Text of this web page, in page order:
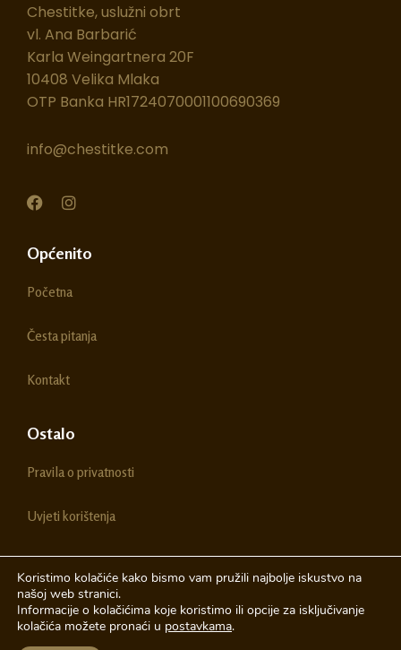
Chestitke, uslužni obrt
vl. Ana Barbarić
Karla Weingartnera 20F
10408 Velika Mlaka
OTP Banka HR1724070001100690369
info@chestitke.com
F
e
b
o
I
t
r
m
Općenito
Početna
Česta pitanja
Kontakt
Ostalo
Pravila o privatnosti
Uvjeti korištenja
© 2026 Chestitke | Sva prava pridržava
Izrada web stranica A-Design
Koristimo kolačiće kako bismo vam pružili najbolje iskustvo na
našoj web stranici.
Informacije o kolačićima koje koristimo ili opcije za isključivanje
kolačića možete pronaći u postavkama.